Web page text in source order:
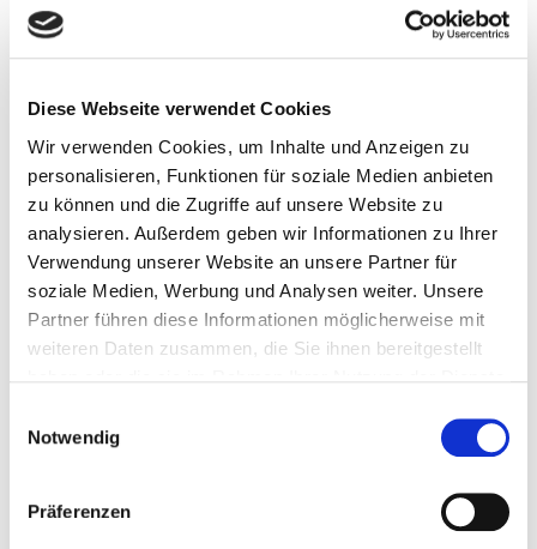
Diese Webseite verwendet Cookies
Wir verwenden Cookies, um Inhalte und Anzeigen zu
personalisieren, Funktionen für soziale Medien anbieten
zu können und die Zugriffe auf unsere Website zu
analysieren. Außerdem geben wir Informationen zu Ihrer
Verwendung unserer Website an unsere Partner für
soziale Medien, Werbung und Analysen weiter. Unsere
Partner führen diese Informationen möglicherweise mit
weiteren Daten zusammen, die Sie ihnen bereitgestellt
Notwendig
Präferenzen
www
gesundheitspsychologie-koblenz.de
Geschäftsführerin:
Dipl.-Psych. Brigitte Berg
Gerichtsstand: Koblenz
Berufshaftpflicht:
Provinzial Rheinland Versicherung AG
Provinzialplatz 1
40591 Düsseldorf
© Smile Werbeagentur